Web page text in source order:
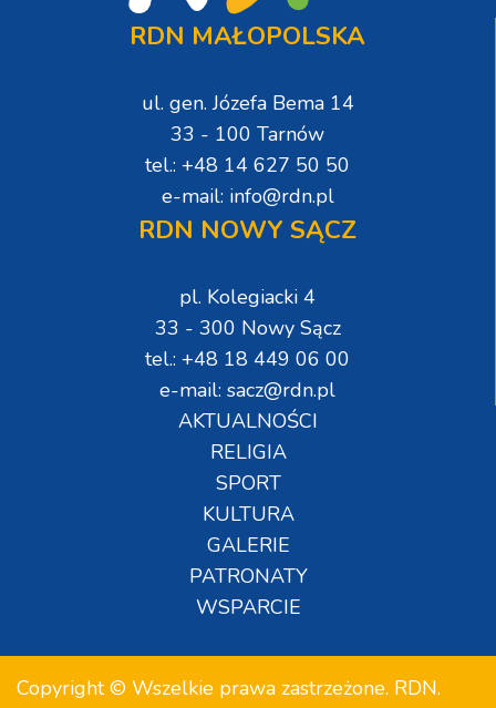
RDN MAŁOPOLSKA
ul. gen. Józefa Bema 14
33 - 100 Tarnów
tel.: +48 14 627 50 50
e-mail: info@rdn.pl
RDN NOWY SĄCZ
pl. Kolegiacki 4
33 - 300 Nowy Sącz
tel.: +48 18 449 06 00
e-mail: sacz@rdn.pl
AKTUALNOŚCI
RELIGIA
SPORT
KULTURA
GALERIE
PATRONATY
WSPARCIE
Copyright © Wszelkie prawa zastrzeżone. RDN.